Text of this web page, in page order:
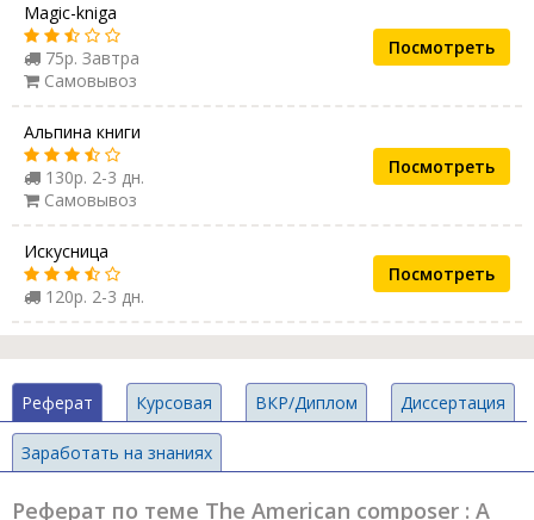
Magic-kniga
75р. Завтра
Самовывоз
Посмотреть
Альпина книги
130р. 2-3 дн.
Самовывоз
Посмотреть
Искусница
120р. 2-3 дн.
Посмотреть
Реферат Курсовая ВКР/Диплом Диссертация
Заработать на знаниях
Реферат по теме The American composer : A